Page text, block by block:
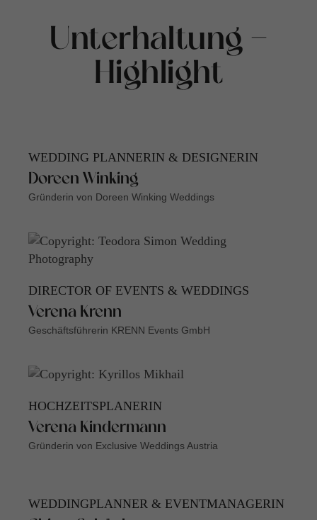
Unterhaltung -
Highlight
WEDDING PLANNERIN & DESIGNERIN
Doreen Winking
Gründerin von Doreen Winking Weddings
DIRECTOR OF EVENTS & WEDDINGS
Verena Krenn
Geschäftsführerin KRENN Events GmbH
HOCHZEITSPLANERIN
Verena Kindermann
Gründerin von Exclusive Weddings Austria
WEDDINGPLANNER & EVENTMANAGERIN